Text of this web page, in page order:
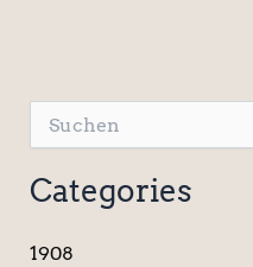
u
c
h
n
Categories
1908